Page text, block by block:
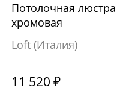
Потолочная
хромовая
Loft (Италия)
11 520 ₽